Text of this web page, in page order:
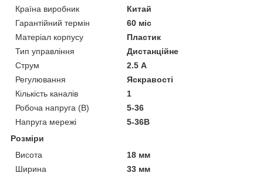
Країна виробник
Китай
Гарантійний термін
60 міс
Матеріал корпусу
Пластик
Тип управління
Дистанційне
Струм
2.5 А
Регулювання
Яскравості
Кількість каналів
1
Робоча напруга (В)
5-36
Напруга мережі
5-36В
Розміри
Висота
18 мм
Ширина
33 мм